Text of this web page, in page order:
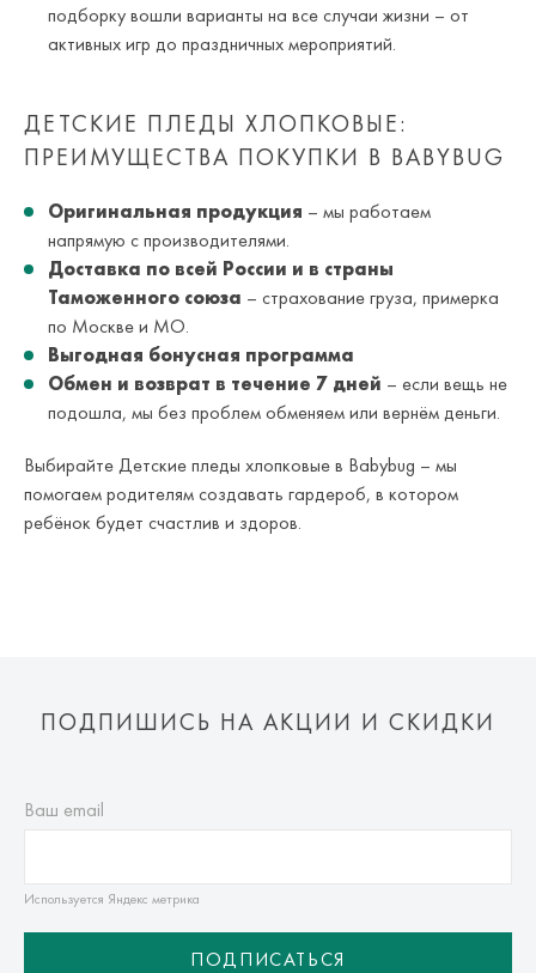
подборку вошли варианты на все случаи жизни – от
активных игр до праздничных мероприятий.
ДЕТСКИЕ ПЛЕДЫ ХЛОПКОВЫЕ:
ПРЕИМУЩЕСТВА ПОКУПКИ В BABYBUG
Оригинальная продукция – мы работаем
напрямую с производителями.
Доставка по всей России и в страны
Таможенного союза – страхование груза, примерка
по Москве и МО.
Выгодная бонусная программа
Обмен и возврат в течение 7 дней – если вещь не
подошла, мы без проблем обменяем или вернём деньги.
Выбирайте Детские пледы хлопковые в Babybug – мы
помогаем родителям создавать гардероб, в котором
ребёнок будет счастлив и здоров.
ПОДПИШИСЬ НА АКЦИИ И СКИДКИ
Ваш email
Используется Яндекс метрика
ПОДПИСАТЬСЯ